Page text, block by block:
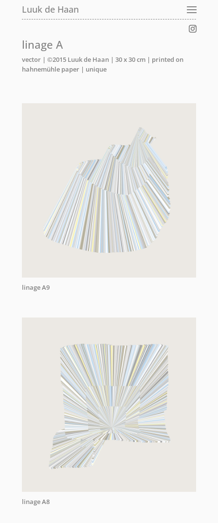
Luuk de Haan
linage A
vector | ©2015 Luuk de Haan | 30 x 30 cm | printed on
hahnemühle paper | unique
linage A9
linage A8